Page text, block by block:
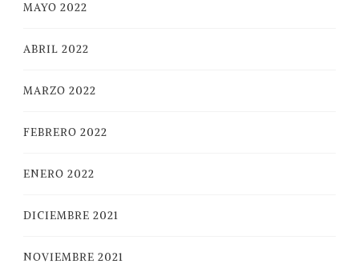
MAYO 2022
ABRIL 2022
MARZO 2022
FEBRERO 2022
ENERO 2022
DICIEMBRE 2021
NOVIEMBRE 2021